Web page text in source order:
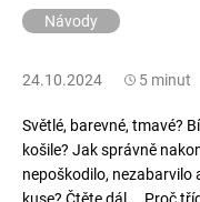
Návody
24.10.2024 5 minut
Světlé, barevné, tmavé?
košile? Jak správně
nepoškodilo, nezabarvilo